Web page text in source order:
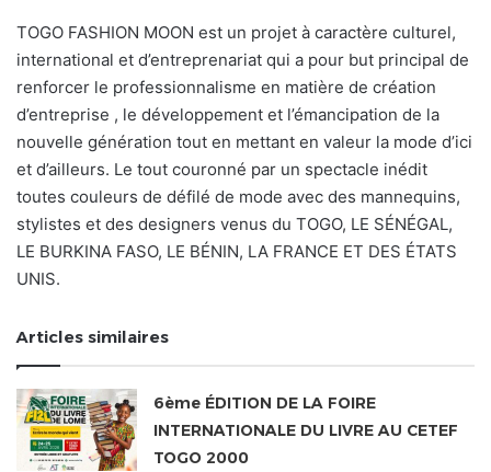
TOGO FASHION MOON est un projet à caractère culturel,
international et d’entreprenariat qui a pour but principal de
renforcer le professionnalisme en matière de création
d’entreprise , le développement et l’émancipation de la
nouvelle génération tout en mettant en valeur la mode d’ici
et d’ailleurs. Le tout couronné par un spectacle inédit
toutes couleurs de défilé de mode avec des mannequins,
stylistes et des designers venus du TOGO, LE SÉNÉGAL,
LE BURKINA FASO, LE BÉNIN, LA FRANCE ET DES ÉTATS
UNIS.
Articles similaires
6ème ÉDITION DE LA FOIRE
INTERNATIONALE DU LIVRE AU CETEF
TOGO 2000